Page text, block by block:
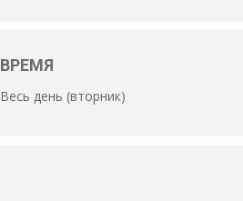
ВРЕМЯ
Весь день (вторник)